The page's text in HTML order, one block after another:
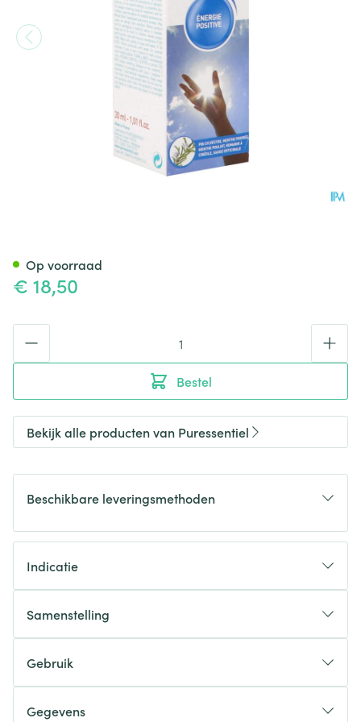
€ 18,50
Bestel
Op voorraad
Bekijk alle producten van Puressentiel
Beschikbare leveringsmethoden
Indicatie
Samenstelling
Gebruik
Gegevens